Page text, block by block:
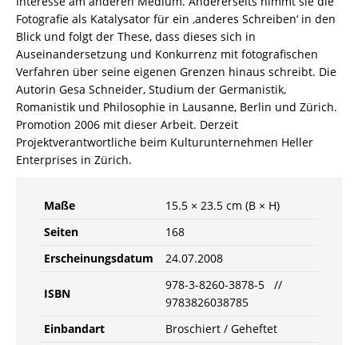
Fotografie als Katalysator für ein ‚anderes Schreiben‘ in den
Blick und folgt der These, dass dieses sich in
Auseinandersetzung und Konkurrenz mit fotografischen
Verfahren über seine eigenen Grenzen hinaus schreibt. Die
Autorin Gesa Schneider, Studium der Germanistik,
Romanistik und Philosophie in Lausanne, Berlin und Zürich.
Promotion 2006 mit dieser Arbeit. Derzeit
Projektverantwortliche beim Kulturunternehmen Heller
Enterprises in Zürich.
Maße
15.5 × 23.5 cm (B × H)
Seiten
168
Erscheinungsdatum
24.07.2008
ISBN
978-3-8260-3878-5 //
9783826038785
Einbandart
Broschiert / Geheftet